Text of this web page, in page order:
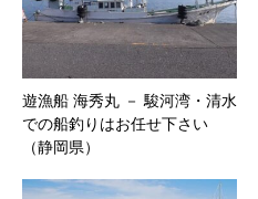
遊漁船 海秀丸 － 駿河湾・清水
での船釣りはお任せ下さい
（静岡県）